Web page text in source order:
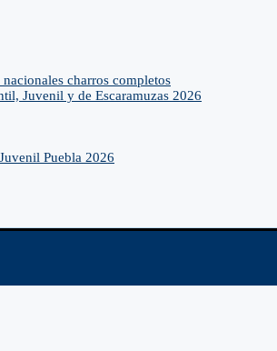
charros completos
Juvenil y de Escaramuzas 2026
Puebla 2026